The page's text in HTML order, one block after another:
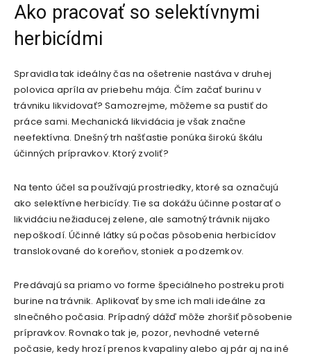
Ako pracovať so selektívnymi
herbicídmi
Spravidla tak ideálny čas na ošetrenie nastáva v druhej
polovica apríla av priebehu mája. Čím začať burinu v
trávniku likvidovať? Samozrejme, môžeme sa pustiť do
práce sami. Mechanická likvidácia je však značne
neefektívna. Dnešný trh našťastie ponúka širokú škálu
účinných prípravkov. Ktorý zvoliť?
Na tento účel sa používajú prostriedky, ktoré sa označujú
ako selektívne herbicídy. Tie sa dokážu účinne postarať o
likvidáciu nežiaducej zelene, ale samotný trávnik nijako
nepoškodí. Účinné látky sú počas pôsobenia herbicídov
translokované do koreňov, stoniek a podzemkov.
Predávajú sa priamo vo forme špeciálneho postreku proti
burine na trávnik. Aplikovať by sme ich mali ideálne za
slnečného počasia. Prípadný dážď môže zhoršiť pôsobenie
prípravkov. Rovnako tak je, pozor, nevhodné veterné
počasie, kedy hrozí prenos kvapaliny alebo aj pár aj na iné